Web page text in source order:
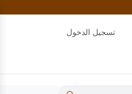
تسجيل الدخول